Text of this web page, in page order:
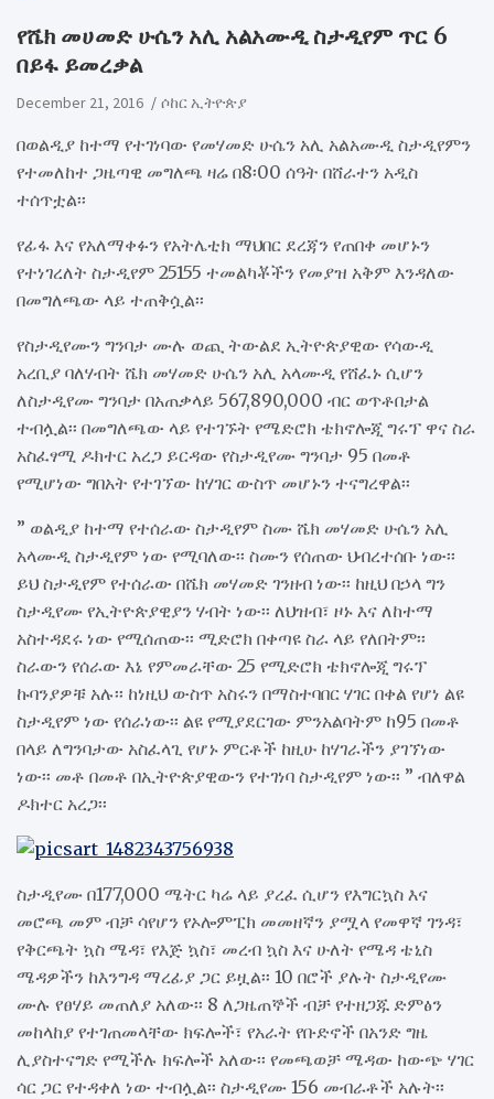
የሼክ መሀመድ ሁሴን አሊ አልአሙዲ ስታዲየም ጥር 6
በይፋ ይመረቃል
December 21, 2016 ሶከር ኢትዮጵያ
በወልዲያ ከተማ የተገነባው የመሃመድ ሁሴን አሊ አልአሙዲ ስታዲየምን
የተመለከተ ጋዜጣዊ መግለጫ ዛሬ በ8፡00 ሰዓት በሸራተን አዲስ
ተሰጥቷል፡፡
የፊፋ እና የአለማቀፉን የአትሌቲክ ማህበር ደረጃን የጠበቀ መሆኑን
የተነገረለት ስታዲየም 25155 ተመልካቾችን የመያዝ አቅም እንዳለው
በመግለጫው ላይ ተጠቅሷል፡፡
የስታዲየሙን ግንባታ ሙሉ ወጪ ትውልደ ኢትዮጵያዊው የሳውዲ
አረቢያ ባለሃብት ሼክ መሃመድ ሁሴን አሊ አላሙዲ የሸፈኑ ሲሆን
ለስታዲየሙ ግንባታ በአጠቃላይ 567,890,000 ብር ወጥቶበታል
ተብሏል፡፡ በመግለጫው ላይ የተገኙት የሜድሮክ ቴክኖሎጂ ግሩፕ ዋና ስራ
አስፈፃሚ ዶክተር አረጋ ይርዳው የስታዲየሙ ግንባታ 95 በመቶ
የሚሆነው ግበአት የተገኘው ከሃገር ውስጥ መሆኑን ተናግረዋል፡፡
” ወልዲያ ከተማ የተሰራው ስታዲየም ስሙ ሼክ መሃመድ ሁሴን አሊ
አላሙዲ ስታዲየም ነው የሚባለው፡፡ ስሙን የሰጠው ህብረተሰቡ ነው፡፡
ይህ ስታዲየም የተሰራው በሼክ መሃመድ ገንዘብ ነው፡፡ ከዚህ በኃላ ግን
ስታዲየሙ የኢትዮጵያዊያን ሃብት ነው፡፡ ለህዝብ፣ ዞኑ እና ለከተማ
አስተዳደሩ ነው የሚሰጠው፡፡ ሚድሮክ በቀጣዩ ስራ ላይ የለበትም፡፡
ስራውን የሰራው እኔ የምመራቸው 25 የሚድሮክ ቴክኖሎጂ ግሩፕ
ኩባንያዎቹ አሉ፡፡ ከነዚህ ውስጥ አስሩን በማስተባበር ሃገር በቀል የሆነ ልዩ
ስታዲየም ነው የሰራነው፡፡ ልዩ የሚያደርገው ምንአልባትም ከ95 በመቶ
በላይ ለግንባታው አስፈላጊ የሆኑ ምርቶች ከዚሁ ከሃገራችን ያገኘነው
ነው፡፡ መቶ በመቶ በኢትዮጵያዊውን የተገነባ ስታዲየም ነው፡፡ ” ብለዋል
ዶክተር አረጋ፡፡
ስታዲየሙ በ177,000 ሜትር ካሬ ላይ ያረፈ ሲሆን የእግርኳስ እና
መሮጫ መም ብቻ ሳየሆን የኦሎምፒክ መመዘኛን ያሟላ የመዋኛ ገንዳ፣
የቅርጫት ኳስ ሜዳ፣ የእጅ ኳስ፣ መረብ ኳስ እና ሁለት የሜዳ ቴኒስ
ሜዳዎችን ከእንግዳ ማረፊያ ጋር ይዟል፡፡ 10 በሮች ያሉት ስታዲየሙ
ሙሉ የፀሃይ መጠለያ አለው፡፡ 8 ለጋዜጠኞች ብቻ የተዘጋጁ ድምፅን
መከላከያ የተገጠመላቸው ክፍሎች፣ የአራት የቡድኖች በአንድ ግዜ
ሊያስተናግድ የሚችሉ ክፍሎች አለው፡፡ የመጫወቻ ሜዳው ከውጭ ሃገር
ሳር ጋር የተዳቀለ ነው ተብሏል፡፡ ስታዲየሙ 156 መብራቶች አሉት፡፡